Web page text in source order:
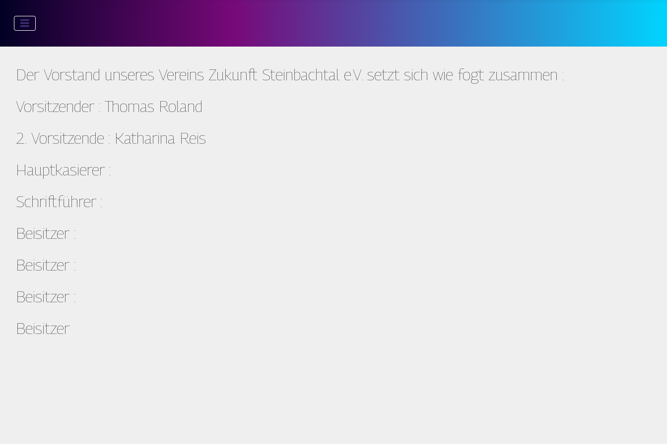
Der Vorstand unseres Vereins Zukunft Steinbachtal e.V. setzt sich wie fogt zusammen :
Vorsitzender : Thomas Roland
2. Vorsitzende : Katharina Reis
Hauptkasierer :
Schriftführer :
Beisitzer :
Beisitzer :
Beisitzer :
Beisitzer